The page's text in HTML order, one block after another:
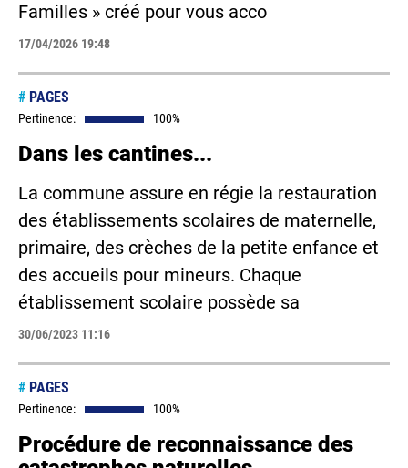
Familles » créé pour vous acco
17/04/2026 19:48
# PAGES
Pertinence: 100%
Dans les cantines...
La commune assure en régie la restauration
des établissements scolaires de maternelle,
primaire, des crèches de la petite enfance et
des accueils pour mineurs. Chaque
établissement scolaire possède sa
30/06/2023 11:16
# PAGES
Pertinence: 100%
Procédure de reconnaissance des